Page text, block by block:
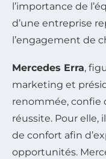
l’importance de
d’une entreprise
l’engagement de
Mercedes Erra,
marketing et
renommée, confie
réussite. Pour elle,
de confort afin
opportunités.